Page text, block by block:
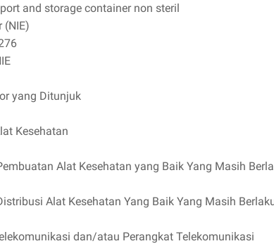
and storage container non steril
(NIE)
yang Ditunjuk
Kesehatan
Alat Kesehatan yang Baik Yang Masih
Alat Kesehatan Yang Baik Yang Masih
dan/atau Perangkat Telekomunikasi